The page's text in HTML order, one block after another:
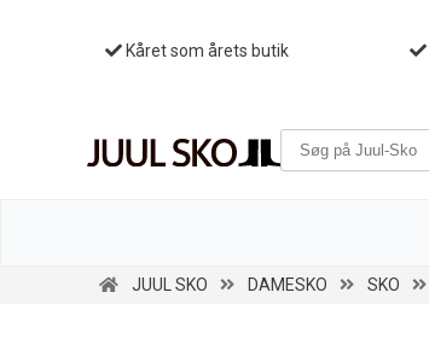
Kåret som årets butik
JUUL SKO DAMESKO SKO